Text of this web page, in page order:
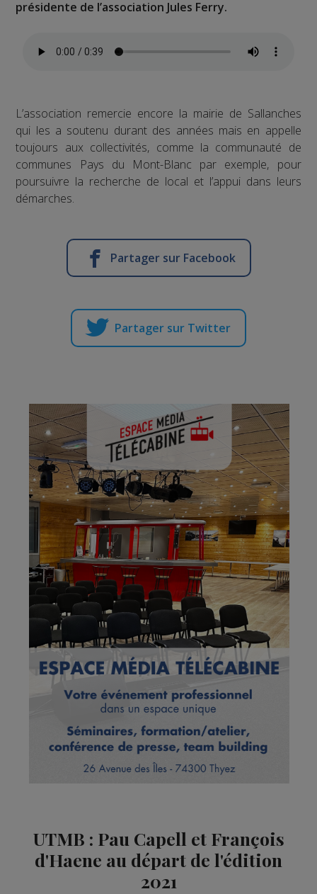
présidente de l’association Jules Ferry.
L’association remercie encore la mairie de Sallanches
qui les a soutenu durant des années mais en appelle
toujours aux collectivités, comme la communauté de
communes Pays du Mont-Blanc par exemple, pour
poursuivre la recherche de local et l’appui dans leurs
démarches.
Partager sur Facebook
Partager sur Twitter
UTMB : Pau Capell et François
d'Haene au départ de l'édition
2021